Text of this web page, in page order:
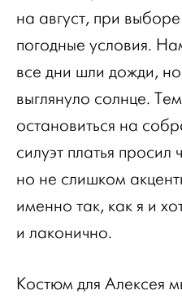
на август, при
погодные условия.
все дни шли дожди,
выглянуло солнце.
остановиться на
силуэт платья просил
но не слишком
именно так, как я и
и лаконично.
Костюм для Алексея